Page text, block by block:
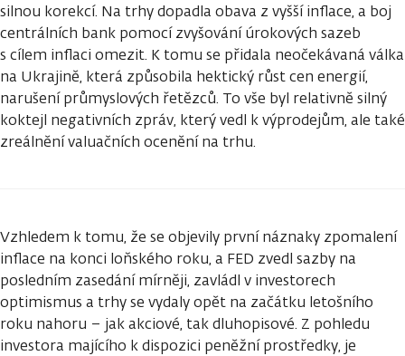
silnou korekcí. Na trhy dopadla obava z vyšší inflace, a boj
centrálních bank pomocí zvyšování úrokových sazeb
s cílem inflaci omezit. K tomu se přidala neočekávaná válka
na Ukrajině, která způsobila hektický růst cen energií,
narušení průmyslových řetězců. To vše byl relativně silný
koktejl negativních zpráv, který vedl k výprodejům, ale také
zreálnění valuačních ocenění na trhu.
Vzhledem k tomu, že se objevily první náznaky zpomalení
inflace na konci loňského roku, a FED zvedl sazby na
posledním zasedání mírněji, zavládl v investorech
optimismus a trhy se vydaly opět na začátku letošního
roku nahoru – jak akciové, tak dluhopisové. Z pohledu
investora majícího k dispozici peněžní prostředky, je